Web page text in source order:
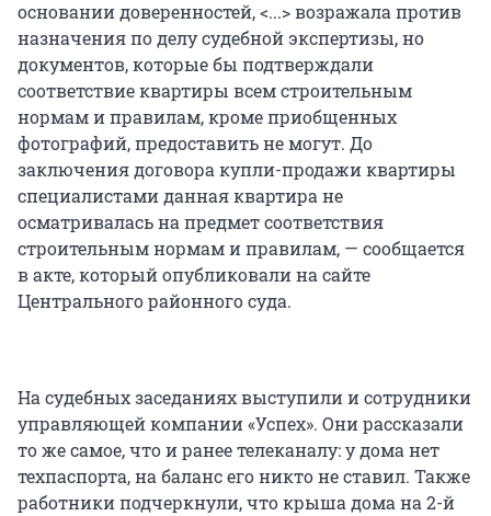
основании доверенностей, <...> возражала против
назначения по делу судебной экспертизы, но
документов, которые бы подтверждали
соответствие квартиры всем строительным
нормам и правилам, кроме приобщенных
фотографий, предоставить не могут. До
заключения договора купли-продажи квартиры
специалистами данная квартира не
осматривалась на предмет соответствия
строительным нормам и правилам, — сообщается
в акте, который опубликовали на сайте
Центрального районного суда.
На судебных заседаниях выступили и сотрудники
управляющей компании «Успех». Они рассказали
то же самое, что и ранее телеканалу: у дома нет
техпаспорта, на баланс его никто не ставил. Также
работники подчеркнули, что крыша дома на 2-й